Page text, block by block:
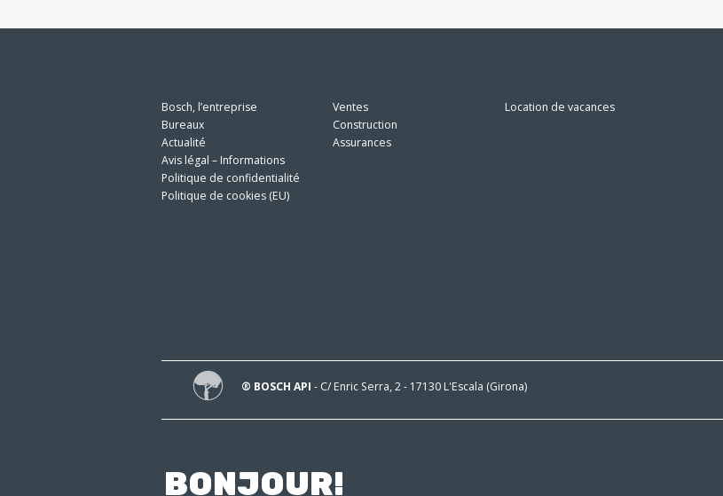
Bosch, l’entreprise
Bureaux
Actualité
Avis légal – Informations
Politique de confidentialité
Politique de cookies (EU)
Ventes
Construction
Assurances
Location de vacances
® BOSCH API - C/ Enric Serra, 2 - 17130 L'Escala (Girona)
BONJOUR!